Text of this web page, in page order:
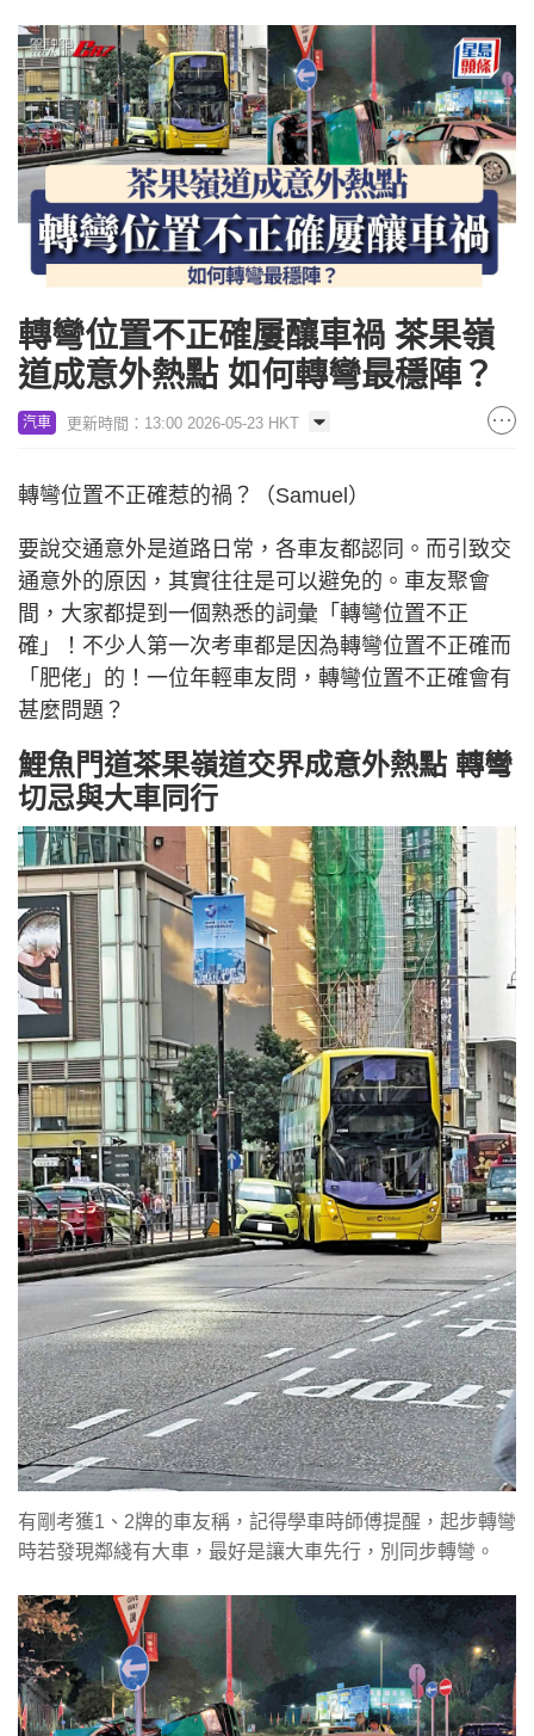
轉彎位置不正確屢釀車禍 茶果嶺
道成意外熱點 如何轉彎最穩陣？
汽車 更新時間：13:00 2026-05-23 HKT
轉彎位置不正確惹的禍？（Samuel）
要說交通意外是道路日常，各車友都認同。而引致交
通意外的原因，其實往往是可以避免的。車友聚會
間，大家都提到一個熟悉的詞彙「轉彎位置不正
確」！不少人第一次考車都是因為轉彎位置不正確而
「肥佬」的！一位年輕車友問，轉彎位置不正確會有
甚麼問題？
鯉魚門道茶果嶺道交界成意外熱點 轉彎
切忌與大車同行
有剛考獲1、2牌的車友稱，記得學車時師傅提醒，起步轉彎
時若發現鄰綫有大車，最好是讓大車先行，別同步轉彎。